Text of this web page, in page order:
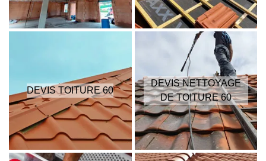
DEVIS TOITURE 60
DEVIS NETTOYAGE
DE TOITURE 60